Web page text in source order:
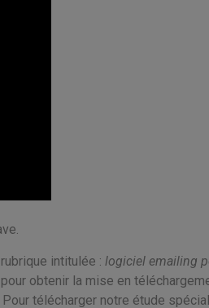
intitulée : logiciel emailing
obtenir la mise en
télécharger notre étude